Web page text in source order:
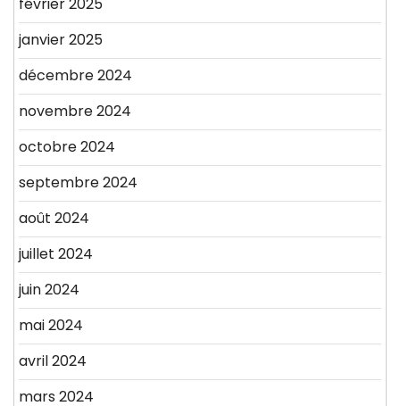
janvier 2025
décembre 2024
novembre 2024
octobre 2024
septembre 2024
août 2024
juillet 2024
juin 2024
mai 2024
avril 2024
mars 2024